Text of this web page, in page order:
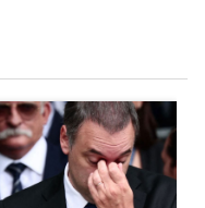
"Jorge Gorini, el juez
artículo de tendencia con